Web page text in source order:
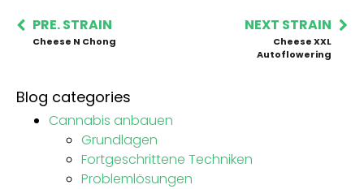
PRE. STRAIN
Cheese N Chong
NEXT STRAIN
Cheese XXL
Autoflowering
Blog categories
Cannabis anbauen
Grundlagen
Fortgeschrittene Techniken
Problemlösungen